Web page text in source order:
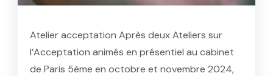
Atelier acceptation Après deux Ateliers sur
l’Acceptation animés en présentiel au cabinet
de Paris 5ème en octobre et novembre 2024,